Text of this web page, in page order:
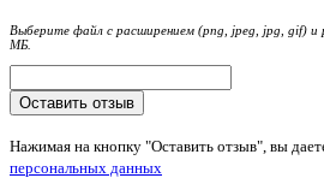
Выберите файл с расширением (png, jpeg, jpg, gif)
МБ.
Оставить отзыв
Нажимая на кнопку "Оставить отзыв", вы
персональных данных